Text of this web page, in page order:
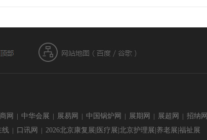
网 | 中华会展 | 展易网 | 中国锅炉网 | 展期网 | 展超网 | 招纳网
线 | 口讯网 | 2026北京康复展|医疗展|北京护理展|养老展|福祉展